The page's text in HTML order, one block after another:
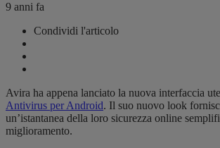
9 anni fa
Condividi l'articolo
Avira ha appena lanciato la nuova interfaccia
Antivirus per Android. Il suo nuovo look
un’istantanea della loro sicurezza online
miglioramento.